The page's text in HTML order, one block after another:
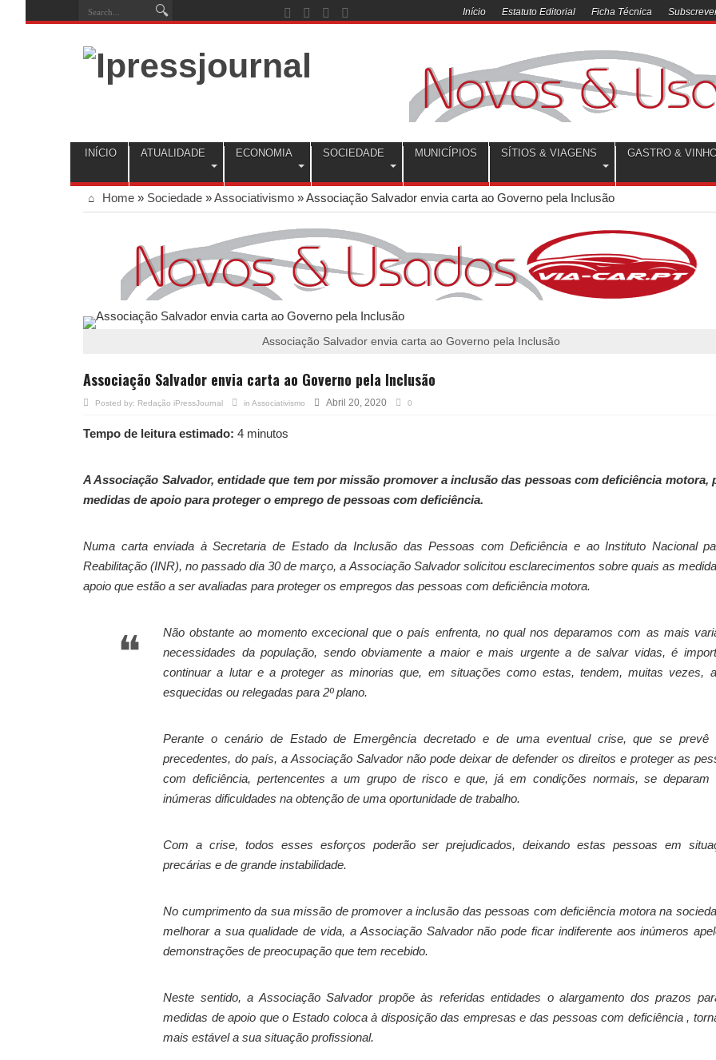
Início Estatuto Editorial Ficha Técnica
INÍCIO ATUALIDADE ECONOMIA SOCIEDADE MUNICÍPIOS SÍTIOS & VIAGENS GASTRO &
Home » Sociedade »Associativismo »Associação Salvador envia carta ao Governo pela Inclusão
Associação Salvador envia carta ao Governo pela Inclusão
Associação Salvador envia carta ao Governo pela Inclusão
Posted by: Redação iPressJournal in Associativismo Abril 20, 2020 0
Tempo de leitura estimado: 4 minutos
A Associação Salvador, entidade que tem por missão promover a inclusão das pessoas com deficiência motora,
medidas de apoio para proteger o emprego de pessoas com deficiência.
Numa carta enviada à Secretaria de Estado da Inclusão das Pessoas com Deficiência e ao Instituto Nacional
Reabilitação (INR), no passado dia 30 de março, a Associação Salvador solicitou esclarecimentos sobre quais as
apoio que estão a ser avaliadas para proteger os empregos das pessoas com deficiência motora.
Não obstante ao momento excecional que o país enfrenta, no qual nos deparamos com as mais
necessidades da população, sendo obviamente a maior e mais urgente a de salvar vidas, é
continuar a lutar e a proteger as minorias que, em situações como estas, tendem, muitas vezes,
esquecidas ou relegadas para 2º plano.
Perante o cenário de Estado de Emergência decretado e de uma eventual crise, que se prevê
precedentes, do país, a Associação Salvador não pode deixar de defender os direitos e proteger as
com deficiência, pertencentes a um grupo de risco e que, já em condições normais, se deparam
inúmeras dificuldades na obtenção de uma oportunidade de trabalho.
Com a crise, todos esses esforços poderão ser prejudicados, deixando estas pessoas em
precárias e de grande instabilidade.
No cumprimento da sua missão de promover a inclusão das pessoas com deficiência motora na
melhorar a sua qualidade de vida, a Associação Salvador não pode ficar indiferente aos inúmeros
demonstrações de preocupação que tem recebido.
Neste sentido, a Associação Salvador propõe às referidas entidades o alargamento dos prazos
medidas de apoio que o Estado coloca à disposição das empresas e das pessoas com deficiência ,
mais estável a sua situação profissional.